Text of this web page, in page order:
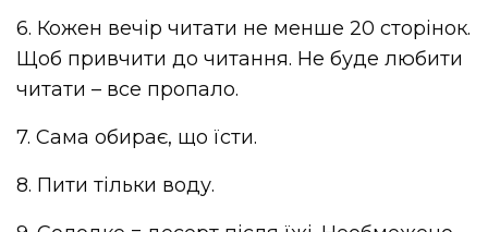
6. Кожен вечір читати не менше 20 сторінок.
Щоб привчити до читання. Не буде любити
читати – все пропало.
7. Сама обирає, що їсти.
8. Пити тільки воду.